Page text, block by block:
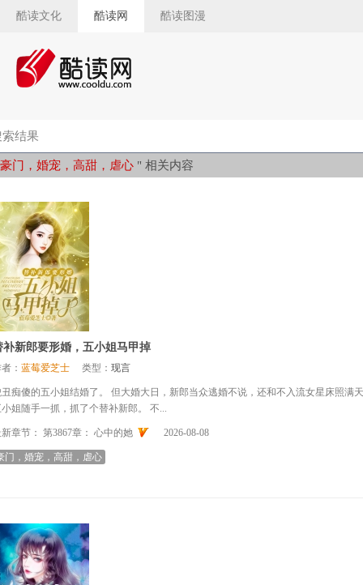
酷读文化 酷读网 酷读图漫
结果
豪门，婚宠，高甜，虐心 " 相关内容
补新郎要形婚，五小姐马甲掉
： 蓝莓爱芝士 类型： 现言
痴傻的五小姐结婚了。 但大婚大日，新郎当众逃婚不说，还和不入流女星床照
姐随手一抓，抓了个替补新郎。 不...
章节： 第3867章： 心中的她 2026-08-08
门，婚宠，高甜，虐心